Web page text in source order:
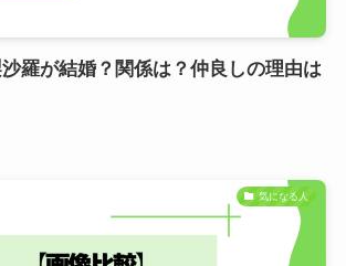
羅が結婚？関係は？仲良しの理由は
気になる人